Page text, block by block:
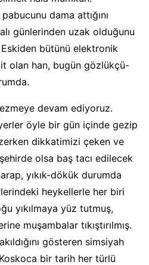
dama attığını
günlerinden uzak olduğunu
bütünü elektronik
olan han, bugün gözlükçü-
devam ediyoruz.
öyle bir gün içinde gezip
dikkatimizi çeken ve
olsa baş tacı edilecek
yıkık-dökük durumda
heykellerle her biri
yıkılmaya yüz tutmuş,
muşambalar tıkıştırılmış.
gösteren simsiyah
bir tarih her türlü